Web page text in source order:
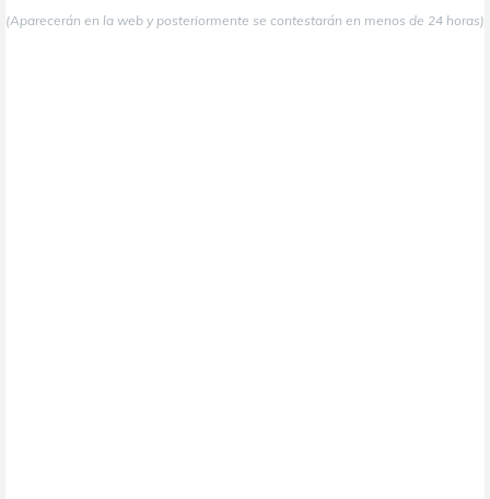
(Aparecerán en la web y posteriormente se contestarán en menos de 24 horas)